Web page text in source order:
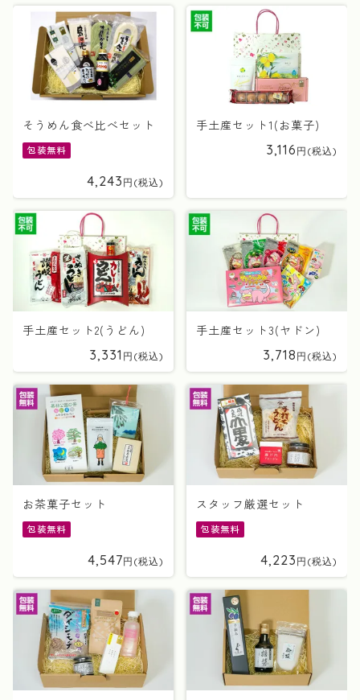
そうめん食べ比べセット
包装無料
4,243
手土産セット1(お菓子)
3,116
手土産セット2(うどん)
3,331
手土産セット3(ヤドン)
3,718
お茶菓子セット
包装無料
4,547
スタッフ厳選セット
包装無料
4,223